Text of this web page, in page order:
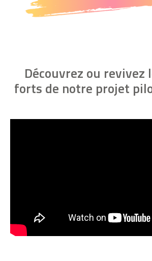
Découvrez ou revivez
forts de notre projet